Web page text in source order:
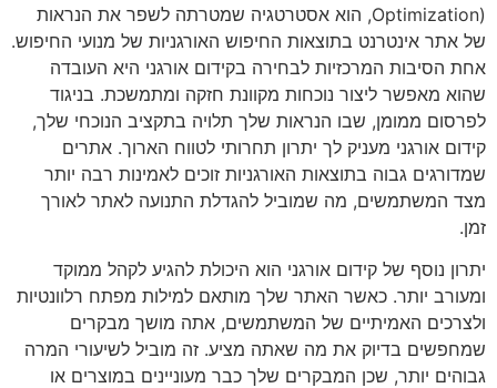
Optimization), הוא אסטרטגיה שמטרתה לשפר את הנראות
של אתר אינטרנט בתוצאות החיפוש האורגניות של מנועי החיפוש.
אחת הסיבות המרכזיות לבחירה בקידום אורגני היא העובדה
שהוא מאפשר ליצור נוכחות מקוונת חזקה ומתמשכת. בניגוד
לפרסום ממומן, שבו הנראות שלך תלויה בתקציב הנוכחי שלך,
קידום אורגני מעניק לך יתרון תחרותי לטווח הארוך. אתרים
שמדורגים גבוה בתוצאות האורגניות זוכים לאמינות רבה יותר
מצד המשתמשים, מה שמוביל להגדלת התנועה לאתר לאורך
זמן.
יתרון נוסף של קידום אורגני הוא היכולת להגיע לקהל ממוקד
ומעורב יותר. כאשר האתר שלך מותאם למילות מפתח רלוונטיות
ולצרכים האמיתיים של המשתמשים, אתה מושך מבקרים
שמחפשים בדיוק את מה שאתה מציע. זה מוביל לשיעורי המרה
גבוהים יותר, שכן המבקרים שלך כבר מעוניינים במוצרים או